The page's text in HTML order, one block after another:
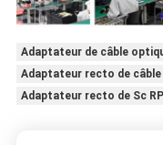
Adaptateur de câble
Adaptateur recto de
Adaptateur recto de Sc